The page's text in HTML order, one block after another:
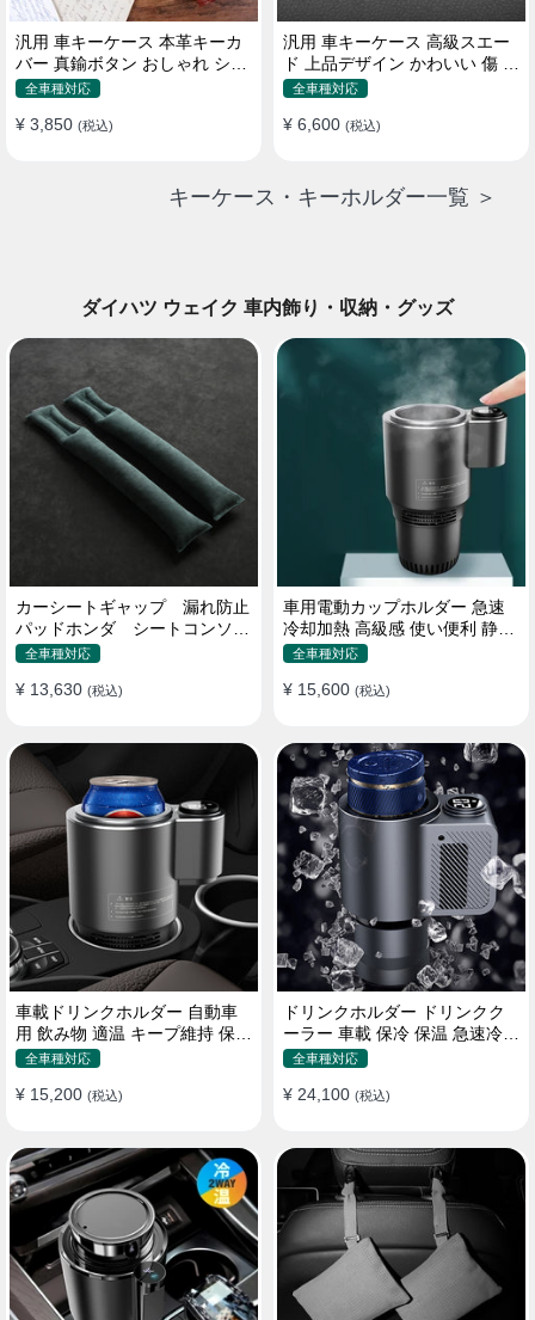
汎用 車キーケース 本革キーカ
バー 真鍮ボタン おしゃれ シン
プルデザイン
全車種対応
¥ 3,850 (税込)
汎用 車キーケース 高級スエー
ド 上品デザイン かわいい 傷 汚
れ防止 高級 オシャレ キーホル
全車種対応
¥ 6,600 (税込)
キーケース・キーホルダー一覧 ＞
ダイハツ ウェイク 車内飾り・収納・グッズ
カーシートギャップ 漏れ防止
パッドホンダ シートコンソー
ル 隙間 クッション
全車種対応
¥ 13,630 (税込)
車用電動カップホルダー 急速
冷却加熱 高級感 使い便利 静音
収納 飲み物
全車種対応
¥ 15,600 (税込)
車載ドリンクホルダー 自動車
用 飲み物 適温 キープ維持 保温
冷機能付き
全車種対応
¥ 15,200 (税込)
ドリンクホルダー ドリンクク
ーラー 車載 保冷 保温 急速冷却
缶対応
全車種対応
¥ 24,100 (税込)